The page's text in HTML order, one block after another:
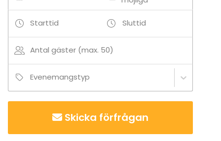
Tilläggsuppgifter om tjänster och faciliteter
Siirreltävä tykki ja valkokangas, joita voi Karaoken
lisäksi käyttää myös muiden asioiden näyttämiseen.
Karaoke-tilassa pieni esiintymislava.
Tilläggsuppgifter om aktiviteter
Starttid Sluttid
Antal gäster (max. 50)
Evenemangstyp
Skicka förfrågan